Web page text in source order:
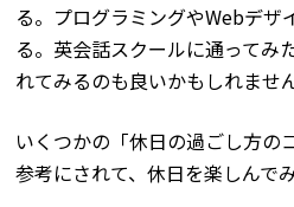
る。プログラミングやWebデザ
る。英会話スクールに通ってみ
れてみるのも良いかもしれません
いくつかの「休日の過ごし方の
参考にされて、休日を楽しんで